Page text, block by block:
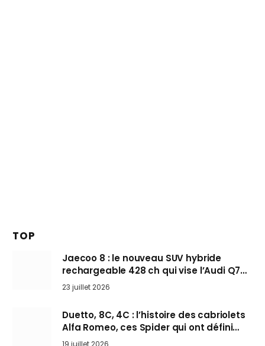
TOP
Jaecoo 8 : le nouveau SUV hybride
rechargeable 428 ch qui vise l’Audi Q7
arrive en Europe cet automne
23 juillet 2026
Duetto, 8C, 4C : l’histoire des cabriolets
Alfa Romeo, ces Spider qui ont défini
l’art de rouler cheveux au vent
19 juillet 2026